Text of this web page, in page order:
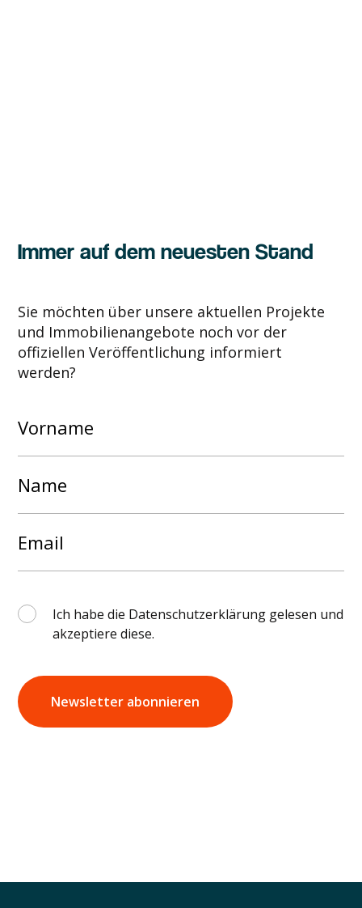
Immer auf dem neuesten Stand
Sie möchten über unsere aktuellen Projekte
und Immobilienangebote noch vor der
offiziellen Veröffentlichung informiert
werden?
Ich habe die Datenschutzerklärung gelesen und
akzeptiere diese.
Newsletter abonnieren